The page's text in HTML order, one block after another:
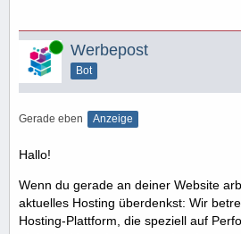
Online Werbepost
Bot
Gerade eben Anzeige
Hallo!
Wenn du gerade an deiner Website
aktuelles Hosting überdenkst: Wir
Hosting-Plattform, die speziell auf